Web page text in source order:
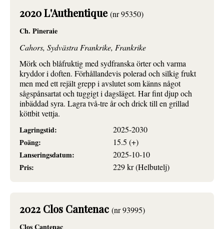
2020 L'Authentique (nr 95350)
Ch. Pineraie
Cahors, Sydvästra Frankrike, Frankrike
Mörk och blåfruktig med sydfranska örter och varma
kryddor i doften. Förhållandevis polerad och silkig frukt
men med ett rejält grepp i avslutet som känns något
sågspånsartat och tuggigt i dagsläget. Har fint djup och
inbäddad syra. Lagra två-tre år och drick till en grillad
köttbit vettja.
Lagringstid:
2025-2030
Poäng:
15.5 (+)
Lanseringsdatum:
2025-10-10
Pris:
229 kr (Helbutelj)
2022 Clos Cantenac (nr 93995)
Clos Cantenac